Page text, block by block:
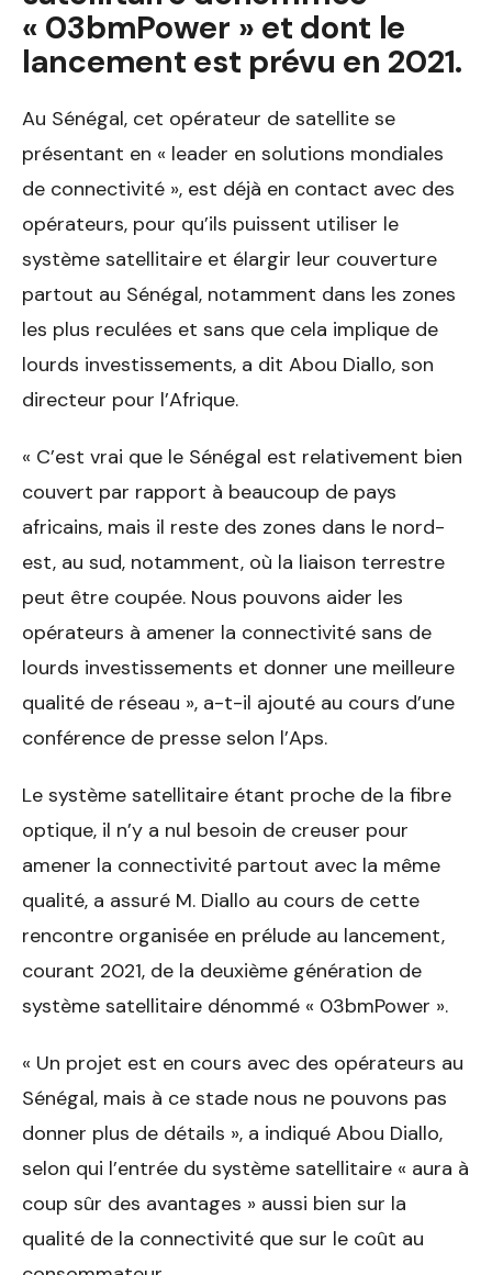
« 03bmPower » et dont le
lancement est prévu en 2021.
Au Sénégal, cet opérateur de satellite se
présentant en « leader en solutions mondiales
de connectivité », est déjà en contact avec des
opérateurs, pour qu’ils puissent utiliser le
système satellitaire et élargir leur couverture
partout au Sénégal, notamment dans les zones
les plus reculées et sans que cela implique de
lourds investissements, a dit Abou Diallo, son
directeur pour l’Afrique.
« C’est vrai que le Sénégal est relativement bien
couvert par rapport à beaucoup de pays
africains, mais il reste des zones dans le nord-
est, au sud, notamment, où la liaison terrestre
peut être coupée. Nous pouvons aider les
opérateurs à amener la connectivité sans de
lourds investissements et donner une meilleure
qualité de réseau », a-t-il ajouté au cours d’une
conférence de presse selon l’Aps.
Le système satellitaire étant proche de la fibre
optique, il n’y a nul besoin de creuser pour
amener la connectivité partout avec la même
qualité, a assuré M. Diallo au cours de cette
rencontre organisée en prélude au lancement,
courant 2021, de la deuxième génération de
système satellitaire dénommé « 03bmPower ».
« Un projet est en cours avec des opérateurs au
Sénégal, mais à ce stade nous ne pouvons pas
donner plus de détails », a indiqué Abou Diallo,
selon qui l’entrée du système satellitaire « aura à
coup sûr des avantages » aussi bien sur la
qualité de la connectivité que sur le coût au